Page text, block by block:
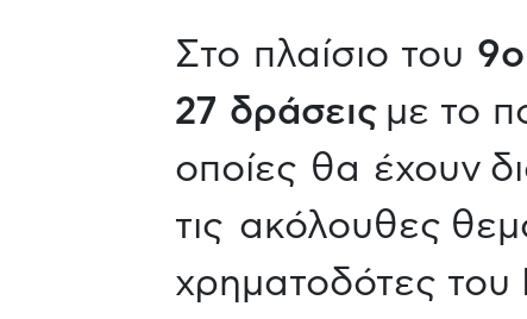
Στο πλαίσιο του
27 δράσεις με το
οποίες θα έχουν
τις ακόλουθες
χρηματοδότες